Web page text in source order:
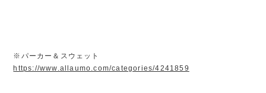
※パーカー＆スウェット
https://www.allaumo.com/categories/4241859